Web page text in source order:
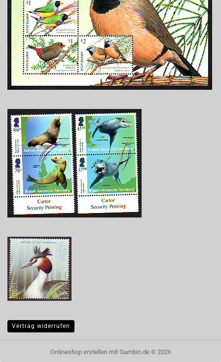
Vertrag widerrufen
Onlineshop erstellenmit Gambio.de © 2026